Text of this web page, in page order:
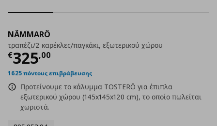
NÄMMARÖ
τραπέζι/2 καρέκλες/παγκάκι, εξωτερικού χώρου
€325,00
Τρέχουσα τιμή
1625 πόντους επιβράβευσης
Προτείνουμε το κάλυμμα TOSTERÖ για έπιπλα
εξωτερικού χώρου (145x145x120 cm), το οποίο πωλείται
χωριστά.